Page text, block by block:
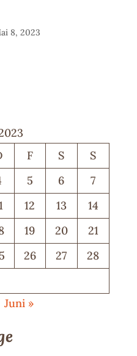
8, 2023
F S
S
5 6
7
12 13
14
19 20
21
26 27
28
Juni »